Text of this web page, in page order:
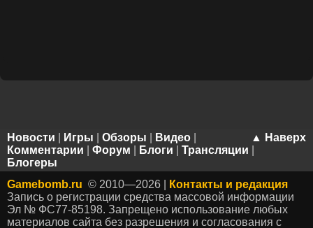
▲ Наверх
Новости Игры Обзоры Видео
Комментарии
Форум Блоги Трансляции
Блогеры
Gamebomb.ru © 2010—2026 |
Контакты и редакция
Запись о регистрации средства массовой информации
Эл № ФС77-85198. Запрещено использование любых
материалов сайта без разрешения и согласования с